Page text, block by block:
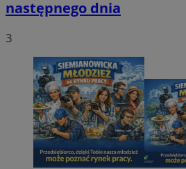
następnego dnia
3